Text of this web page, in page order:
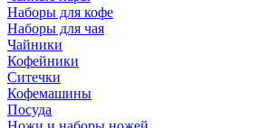
Наборы для кофе
Наборы для чая
Чайники
Кофейники
Ситечки
Кофемашины
Посуда